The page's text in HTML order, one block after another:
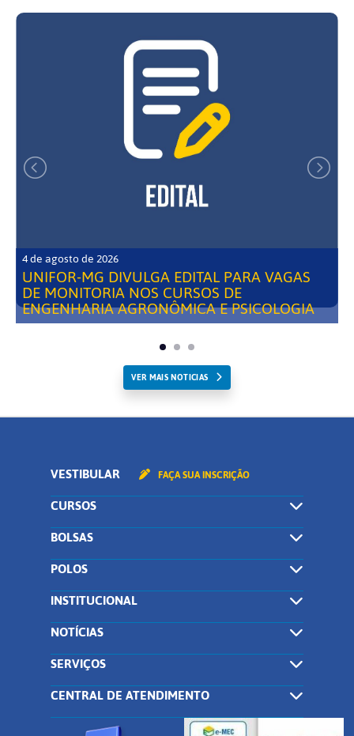
4 de agosto de 2026
UNIFOR-MG DIVULGA EDITAL PARA VAGAS
DE MONITORIA NOS CURSOS DE
ENGENHARIA AGRONÔMICA E PSICOLOGIA
VER MAIS NOTICIAS
VESTIBULAR FAÇA SUA INSCRIÇÃO
CURSOS
BOLSAS
POLOS
INSTITUCIONAL
NOTÍCIAS
SERVIÇOS
CENTRAL DE ATENDIMENTO